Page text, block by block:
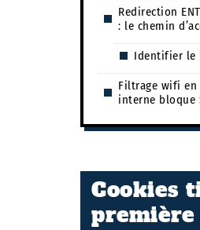
Redirection
: le chemin
Identifier le
Filtrage wifi en
interne bloque
Cookies
première